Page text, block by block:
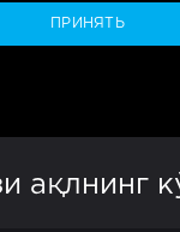
ПРИНЯТЬ
ақлнинг